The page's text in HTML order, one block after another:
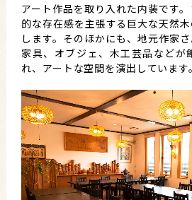
アート作品を取り入れた内装です
的な存在感を主張する巨大な天然
します。そのほかにも、地元作家
家具、オブジェ、木工芸品などが
れ、アートな空間を演出しています。